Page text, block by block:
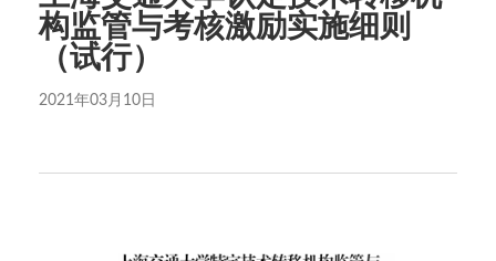
构监管与考核激励实施细则
（试行）
2021年03月10日